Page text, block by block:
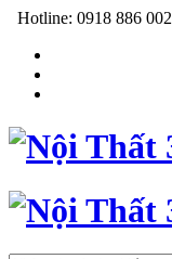
Hotline: 0918 886 002